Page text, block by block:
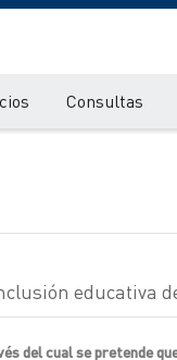
Consultas
educativa
del cual se pretende